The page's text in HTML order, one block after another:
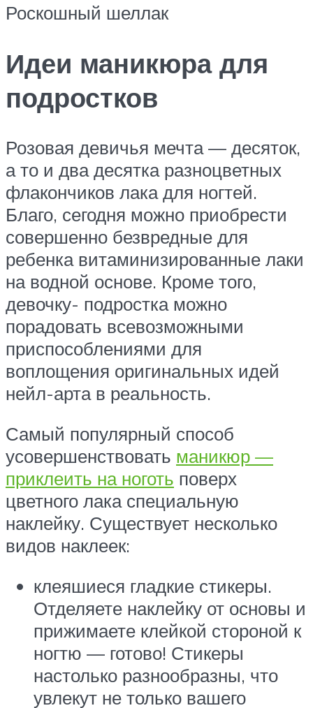
Роскошный шеллак
Идеи маникюра для
подростков
Розовая девичья мечта — десяток,
а то и два десятка разноцветных
флакончиков лака для ногтей.
Благо, сегодня можно приобрести
совершенно безвредные для
ребенка витаминизированные лаки
на водной основе. Кроме того,
девочку- подростка можно
порадовать всевозможными
приспособлениями для
воплощения оригинальных идей
нейл-арта в реальность.
Самый популярный способ
усовершенствовать маникюр —
приклеить на ноготь поверх
цветного лака специальную
наклейку. Существует несколько
видов наклеек:
клеяшиеся гладкие стикеры.
Отделяете наклейку от основы и
прижимаете клейкой стороной к
ногтю — готово! Стикеры
настолько разнообразны, что
увлекут не только вашего